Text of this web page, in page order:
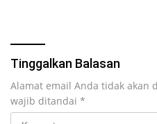
Tinggalkan Balasan
Alamat email Anda tidak akan
wajib ditandai *